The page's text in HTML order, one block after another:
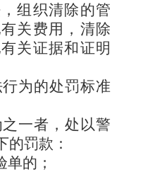
组织清除的管
关费用，清除
关证据和证明
为的处罚标准
一者，处以警
的罚款：
的；